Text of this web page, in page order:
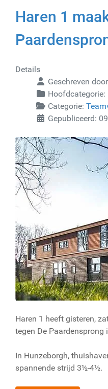
Haren 1
Details
Geschreven
Hoofdcategorie:
Categorie:
Gepubliceerd:
Haren 1 heeft gisteren,
tegen De Paardensprong
In Hunzeborgh,
spannende strijd 3½-4½.